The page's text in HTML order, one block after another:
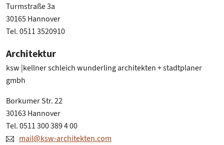
Turmstraße 3a
30165 Hannover
Tel. 0511 3520910
Architektur
ksw |kellner schleich wunderling architekten + stadtplaner
gmbh
Borkumer Str. 22
30163 Hannover
Tel. 0511 300 389 4 00
mail@ksw-architekten.com